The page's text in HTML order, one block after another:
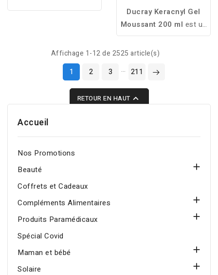
Ducray Keracnyl Gel
Moussant 200 ml est un
nettoyant sans savon
enrichi en Myrtacine. Il
purifie la peau en
profondeur et aide à
lutter contre les
peaux à tendance
Affichage 1-12 de 2525 article(s)
1
2 3 … 211
RETOUR EN HAUT 
Accueil
Nos Promotions
Beauté

Coffrets et Cadeaux
Compléments Alimentaires

Produits Paramédicaux

Spécial Covid
Maman et bébé

Solaire
